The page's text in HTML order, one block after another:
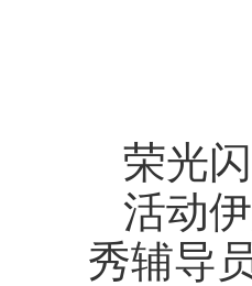
荣光
活动
秀辅导